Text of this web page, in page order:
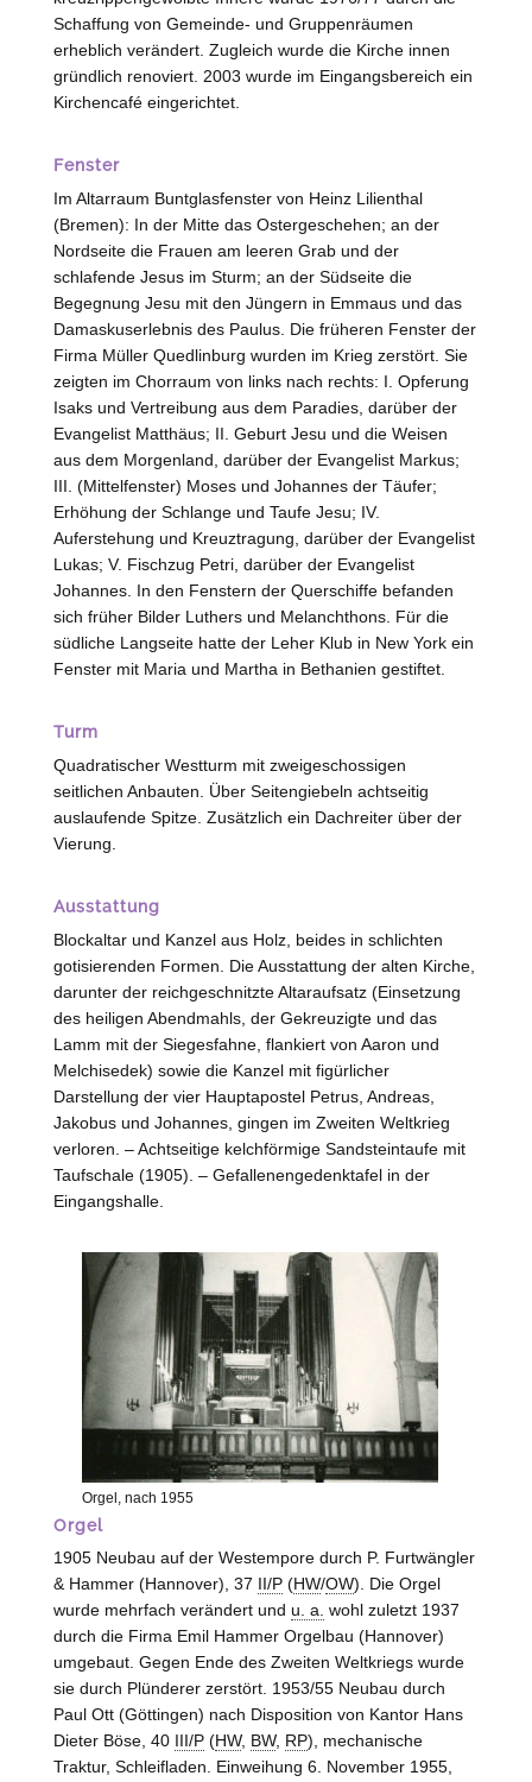
Schaffung von Gemeinde- und Gruppenräumen
erheblich verändert. Zugleich wurde die Kirche innen
gründlich renoviert. 2003 wurde im Eingangsbereich ein
Kirchencafé eingerichtet.
Fenster
Im Altarraum Buntglasfenster von Heinz Lilienthal
(Bremen): In der Mitte das Ostergeschehen; an der
Nordseite die Frauen am leeren Grab und der
schlafende Jesus im Sturm; an der Südseite die
Begegnung Jesu mit den Jüngern in Emmaus und das
Damaskuserlebnis des Paulus. Die früheren Fenster der
Firma Müller Quedlinburg wurden im Krieg zerstört. Sie
zeigten im Chorraum von links nach rechts: I. Opferung
Isaks und Vertreibung aus dem Paradies, darüber der
Evangelist Matthäus; II. Geburt Jesu und die Weisen
aus dem Morgenland, darüber der Evangelist Markus;
III. (Mittelfenster) Moses und Johannes der Täufer;
Erhöhung der Schlange und Taufe Jesu; IV.
Auferstehung und Kreuztragung, darüber der Evangelist
Lukas; V. Fischzug Petri, darüber der Evangelist
Johannes. In den Fenstern der Querschiffe befanden
sich früher Bilder Luthers und Melanchthons. Für die
südliche Langseite hatte der Leher Klub in New York ein
Fenster mit Maria und Martha in Bethanien gestiftet.
Turm
Quadratischer Westturm mit zweigeschossigen
seitlichen Anbauten. Über Seitengiebeln achtseitig
auslaufende Spitze. Zusätzlich ein Dachreiter über der
Vierung.
Ausstattung
Blockaltar und Kanzel aus Holz, beides in schlichten
gotisierenden Formen. Die Ausstattung der alten Kirche,
darunter der reichgeschnitzte Altaraufsatz (Einsetzung
des heiligen Abendmahls, der Gekreuzigte und das
Lamm mit der Siegesfahne, flankiert von Aaron und
Melchisedek) sowie die Kanzel mit figürlicher
Darstellung der vier Hauptapostel Petrus, Andreas,
Jakobus und Johannes, gingen im Zweiten Weltkrieg
verloren. – Achtseitige kelchförmige Sandsteintaufe mit
Taufschale (1905). – Gefallenengedenktafel in der
Eingangshalle.
Orgel, nach 1955
Orgel
1905 Neubau auf der Westempore durch P. Furtwängler
& Hammer (Hannover), 37 II/P(HW/OW). Die Orgel
wurde mehrfach verändert und u. a. wohl zuletzt 1937
durch die Firma Emil Hammer Orgelbau (Hannover)
umgebaut. Gegen Ende des Zweiten Weltkriegs wurde
sie durch Plünderer zerstört. 1953/55 Neubau durch
Paul Ott (Göttingen) nach Disposition von Kantor Hans
Dieter Böse, 40 III/P(HW, BW, RP), mechanische
Traktur, Schleifladen. Einweihung 6. November 1955,